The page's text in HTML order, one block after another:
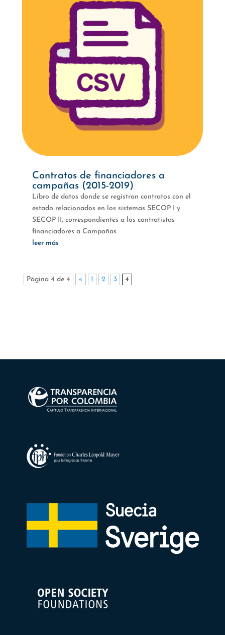
Contratos de financiadores a
campañas (2015-2019)
Libro de datos donde se registran contratos con el
estado relacionados en los sistemas SECOP I y
SECOP II, correspondientes a los contratistas
financiadores a Campañas
leer más
Página 4 de 4 « 1 2 3 4